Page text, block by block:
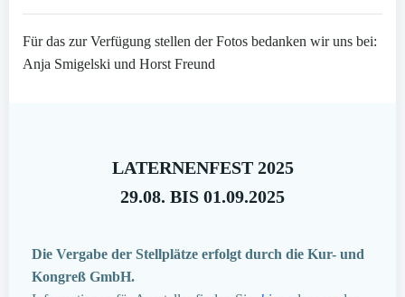
Für das zur Verfügung stellen der Fotos bedanken wir uns bei:
Anja Smigelski und Horst Freund
LATERNENFEST 2025
29.08. BIS 01.09.2025
Die Vergabe der Stellplätze erfolgt durch die Kur- und
Kongreß GmbH.